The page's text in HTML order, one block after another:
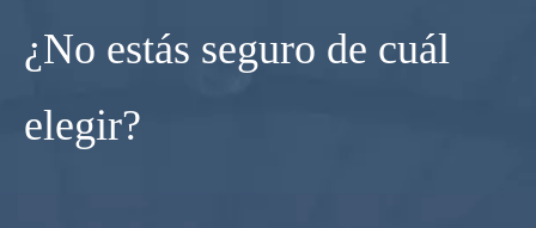
¿No estás seguro de cuál
elegir?